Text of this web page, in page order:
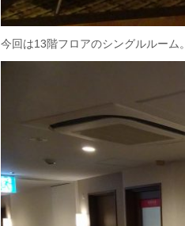
今回は13階フロアのシングルルーム。